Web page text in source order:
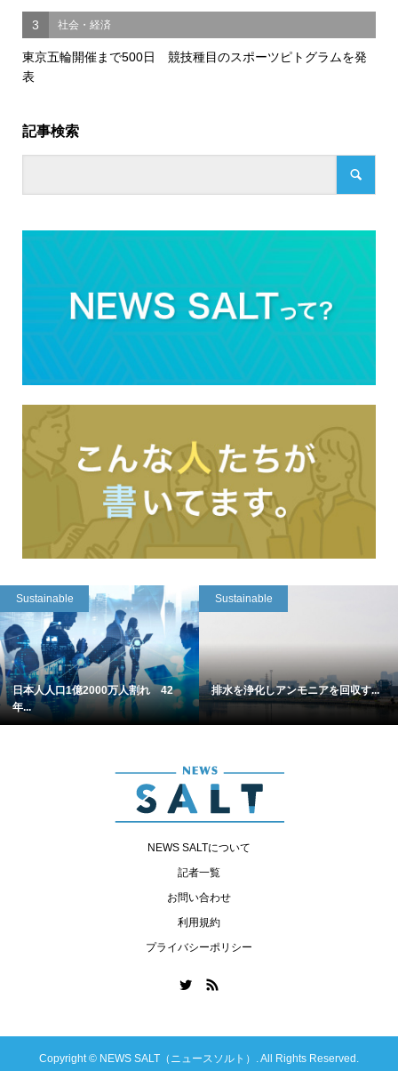
3 社会・経済
東京五輪開催まで500日 競技種目のスポーツピトグラムを発
表
記事検索
Sustainable
日本人人口1億2000万人割れ 42
年...
Sustainable
排水を浄化しアンモニアを回収す...
NEWS SALTについて
記者一覧
お問い合わせ
利用規約
プライバシーポリシー
Copyright © NEWS SALT（ニュースソルト）. All Rights Reserved.